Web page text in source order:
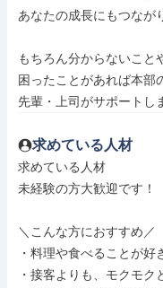
あなたの成長にもつなが
もちろん分からないこと
困ったことがあれば本部
先輩・上司がサポートし
求めている人材
求めている人材
未経験の方大歓迎です！
＼こんな方におすすめ／
・料理や食べることが好
・接客よりも、モクモク